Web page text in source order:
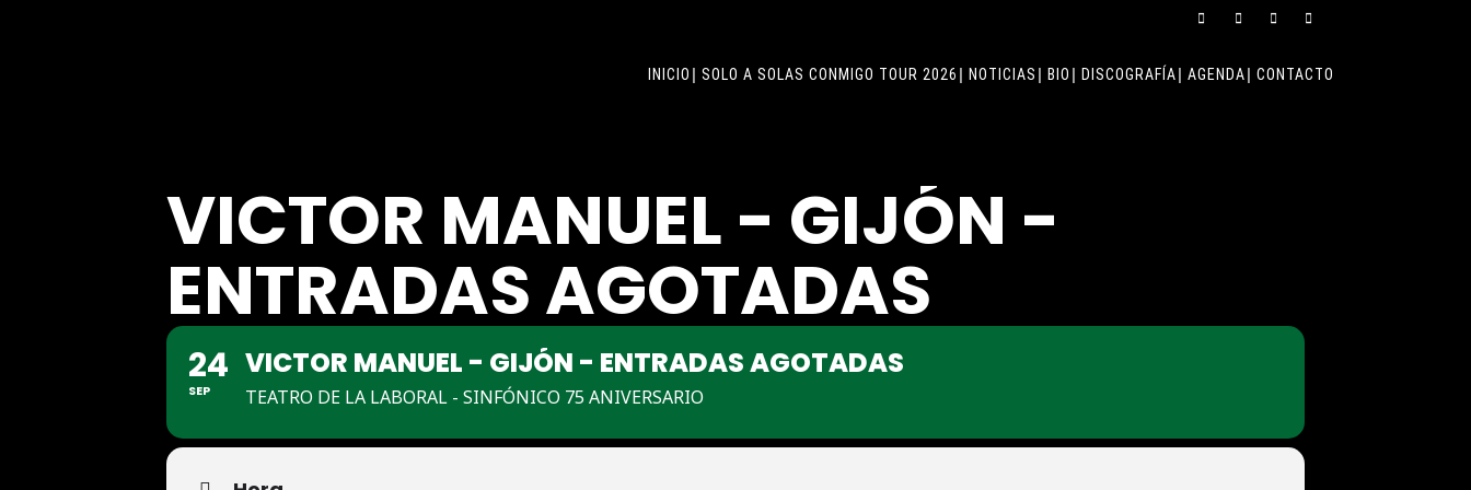
INICIO SOLO A SOLAS CONMIGO TOUR 2026 NOTICIAS BIO DISCOGRAFÍA AGENDA CONTACTO
VICTOR MANUEL - GIJÓN -
ENTRADAS AGOTADAS
24
SEP
VICTOR MANUEL - GIJÓN - ENTRADAS AGOTADAS
TEATRO DE LA LABORAL - SINFÓNICO 75 ANIVERSARIO